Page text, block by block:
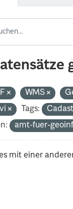
WMS
Tags:
amt-fuer-
mit einer